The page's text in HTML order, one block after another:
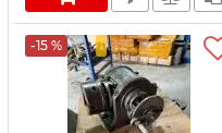
-15 %